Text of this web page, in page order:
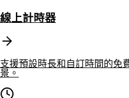
線上計時器
支援預設時長和自訂時間的免
景。